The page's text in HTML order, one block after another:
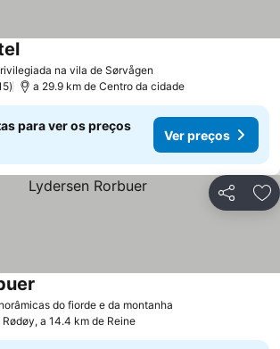
na vila de Sørvågen
Ver preços
a 29.9 km de Centro da cidade
para ver os preços
Ver preços
Partilhar
do fiorde e da montanha
Rødøy, a 14.4 km de Reine